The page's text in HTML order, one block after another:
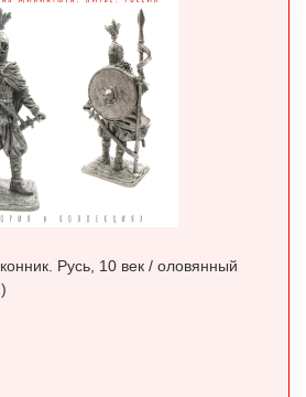
Русь, 10 век / оловянный